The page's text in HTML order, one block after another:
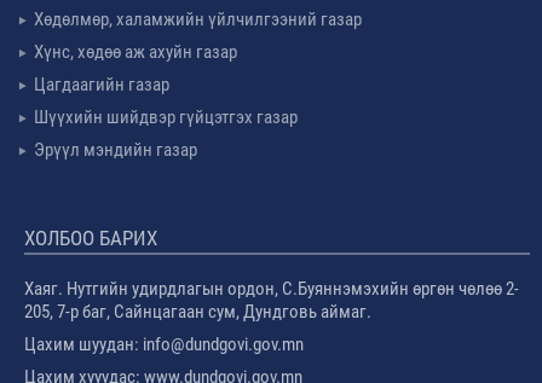
Хөдөлмөр, халамжийн үйлчилгээний газар
Хүнс, хөдөө аж ахуйн газар
Цагдаагийн газар
Шүүхийн шийдвэр гүйцэтгэх газар
Эрүүл мэндийн газар
ХОЛБОО БАРИХ
Хаяг. Нутгийн удирдлагын ордон, С.Буяннэмэхийн өргөн чөлөө 2-
205, 7-р баг, Сайнцагаан сум, Дундговь аймаг.
Цахим шуудан: info@dundgovi.gov.mn
Цахим хууудас: www.dundgovi.gov.mn